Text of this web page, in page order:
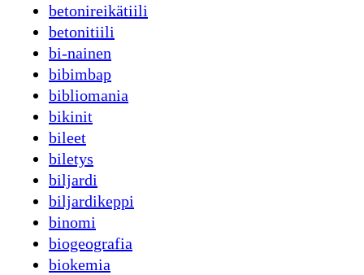
betonireikätiili
betonitiili
bi-nainen
bibimbap
bibliomania
bikinit
bileet
biletys
biljardi
biljardikeppi
binomi
biogeografia
biokemia